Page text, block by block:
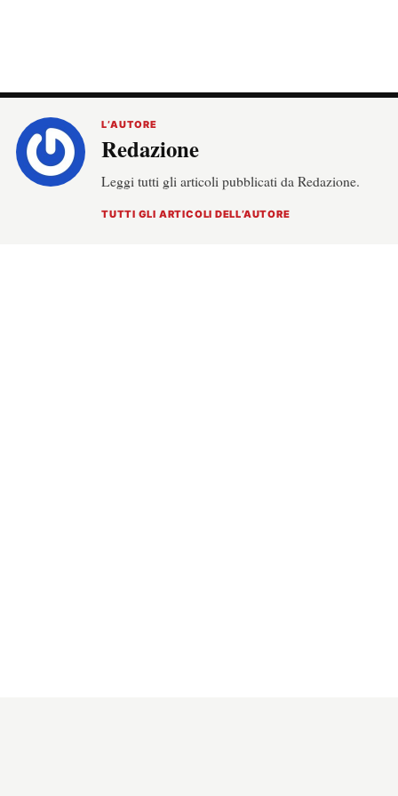
L’AUTORE
Redazione
Leggi tutti gli articoli pubblicati da Redazione.
TUTTI GLI ARTICOLI DELL’AUTORE